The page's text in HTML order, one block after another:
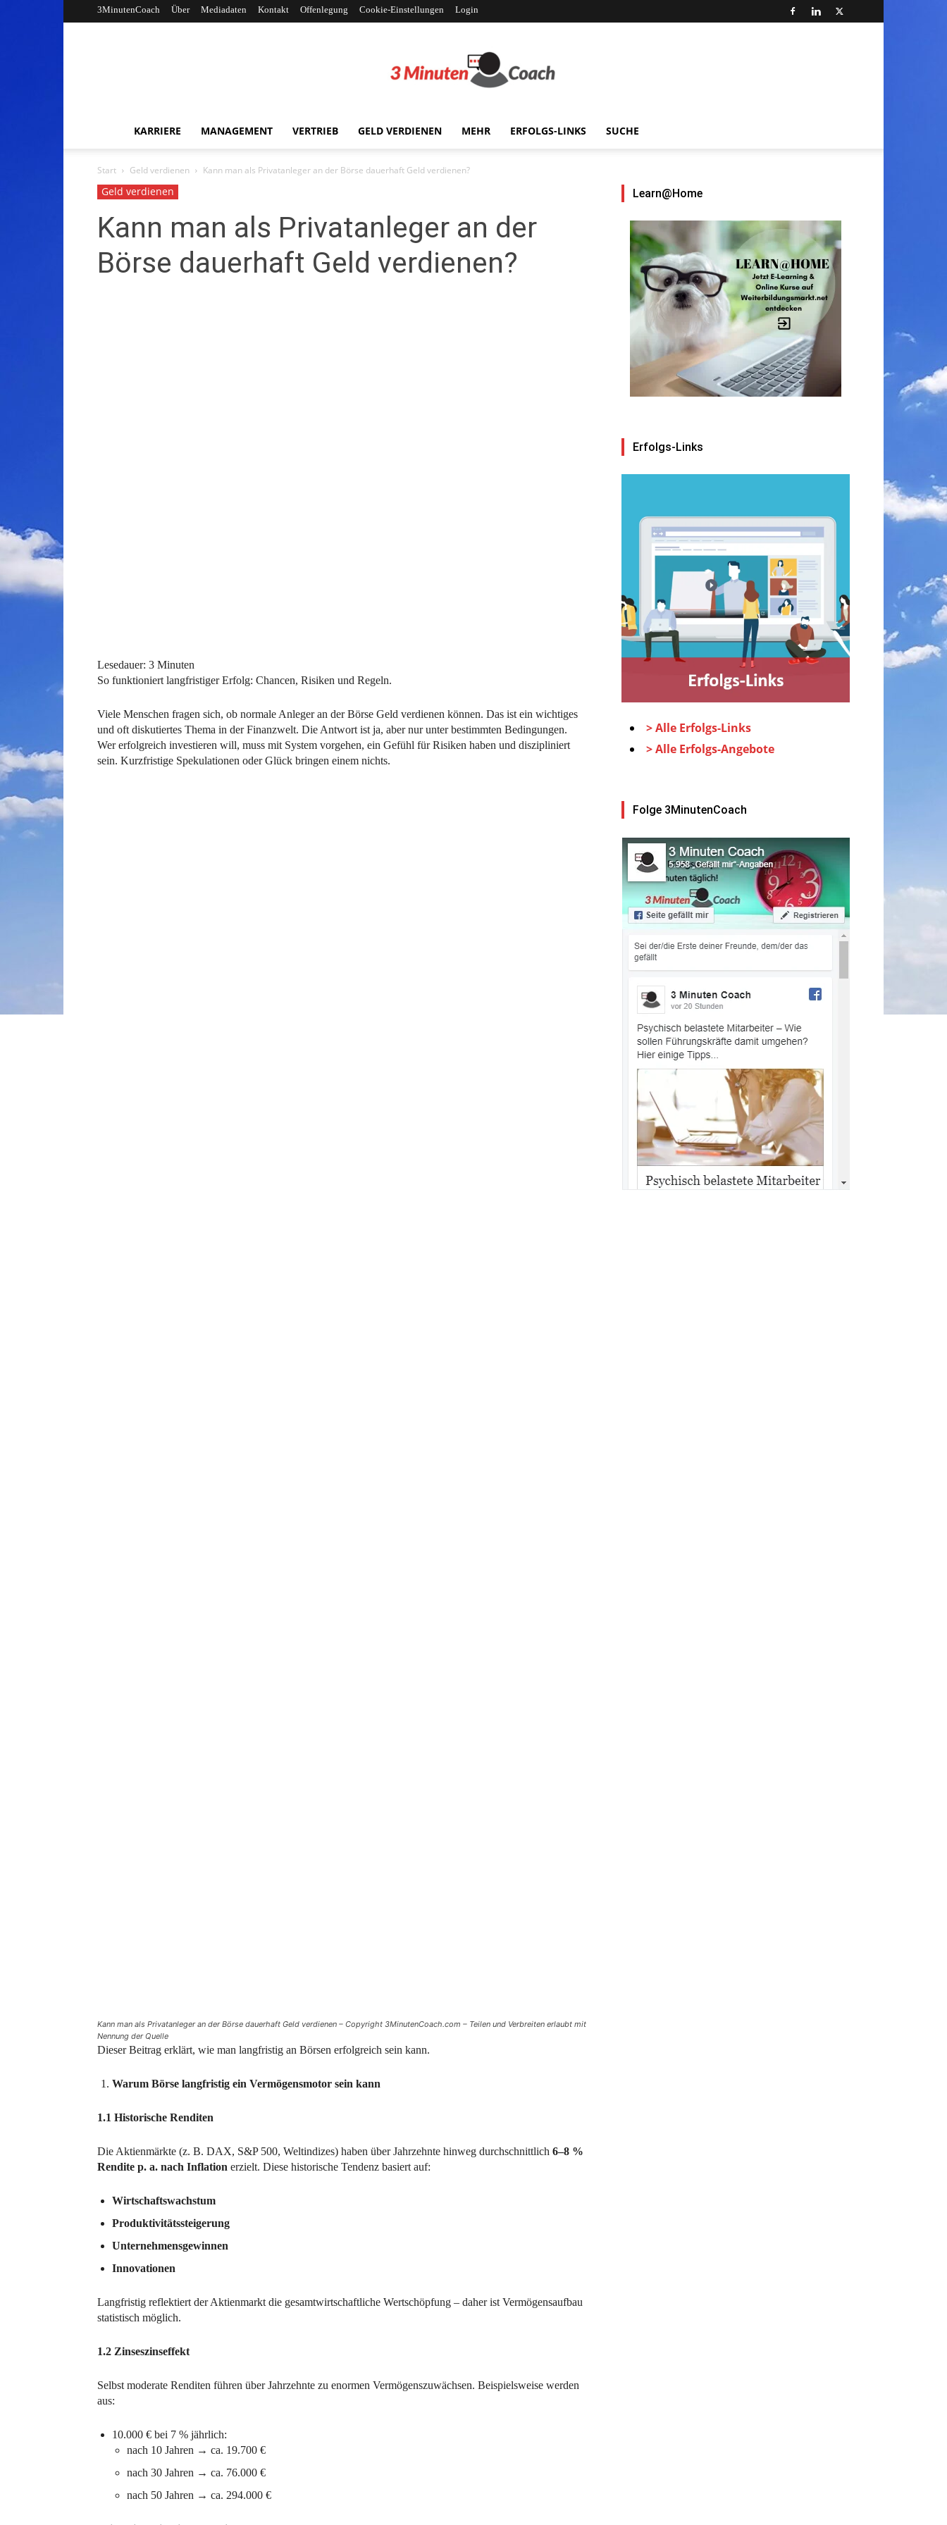
3MinutenCoach Über Mediadaten Kontakt Offenlegung Cookie-Einstellungen Login
KARRIERE MANAGEMENT VERTRIEB GELD VERDIENEN MEHR ERFOLGS-LINKS SUCHE
Start Geld verdienen Kann man als Privatanleger an der Börse dauerhaft Geld verdienen?
Geld verdienen
Kann man als Privatanleger an der
Börse dauerhaft Geld verdienen?
Lesedauer: 3 Minuten
So funktioniert langfristiger Erfolg: Chancen, Risiken und Regeln.
Viele Menschen fragen sich, ob normale Anleger an der Börse Geld verdienen können. Das ist ein wichtiges
und oft diskutiertes Thema in der Finanzwelt. Die Antwort ist ja, aber nur unter bestimmten Bedingungen.
Wer erfolgreich investieren will, muss mit System vorgehen, ein Gefühl für Risiken haben und diszipliniert
sein. Kurzfristige Spekulationen oder Glück bringen einem nichts.
Kann man als Privatanleger an der Börse dauerhaft Geld verdienen – Copyright 3MinutenCoach.com – Teilen und Verbreiten erlaubt mit
Nennung der Quelle
Dieser Beitrag erklärt, wie man langfristig an Börsen erfolgreich sein kann.
Warum Börse langfristig ein Vermögensmotor sein kann
1.1 Historische Renditen
Die Aktienmärkte (z. B. DAX, S&P 500, Weltindizes) haben über Jahrzehnte hinweg durchschnittlich 6–8 %
Rendite p. a. nach Inflation erzielt. Diese historische Tendenz basiert auf:
Wirtschaftswachstum
Produktivitätssteigerung
Unternehmensgewinnen
Innovationen
Langfristig reflektiert der Aktienmarkt die gesamtwirtschaftliche Wertschöpfung – daher ist Vermögensaufbau
statistisch möglich.
1.2 Zinseszinseffekt
Selbst moderate Renditen führen über Jahrzehnte zu enormen Vermögenszuwächsen. Beispielsweise werden
aus:
10.000 € bei 7 % jährlich:
nach 10 Jahren → ca. 19.700 €
nach 30 Jahren → ca. 76.000 €
nach 50 Jahren → ca. 294.000 €
Learn@Home
Erfolgs-Links
> Alle Erfolgs-Links
> Alle Erfolgs-Angebote
Folge 3MinutenCoach